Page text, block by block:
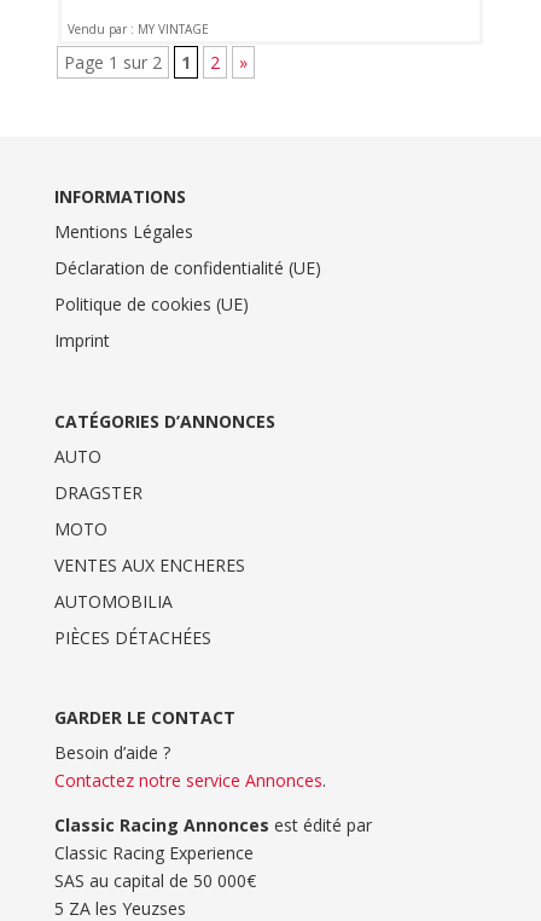
Vendu par : MY VINTAGE
Page 1 sur 2 1 2 »
INFORMATIONS
Mentions Légales
Déclaration de confidentialité (UE)
Politique de cookies (UE)
Imprint
CATÉGORIES D’ANNONCES
AUTO
DRAGSTER
MOTO
VENTES AUX ENCHERES
AUTOMOBILIA
PIÈCES DÉTACHÉES
GARDER LE CONTACT
Besoin d’aide ?
Contactez notre service Annonces.
Classic Racing Annonces est édité par
Classic Racing Experience
SAS au capital de 50 000€
5 ZA les Yeuzses